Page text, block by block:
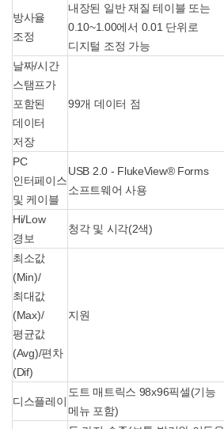
방사율
조정
내장된 일반 재질 테이블 또는
0.10~1.00에서 0.01 단위로
디지털 조정 가능
날짜/시간
스탬프가
포함된
데이터
저장
99개 데이터 점
PC
인터페이스
및 케이블
USB 2.0 - FlukeView® Forms
소프트웨어 사용
Hi/Low
경보
청각 및 시각(2색)
최소값
(Min)/
최대값
(Max)/
평균값
(Avg)/편차
(Dif)
지원
디스플레이
도트 매트릭스 98x96픽셀(기능
메뉴 포함)